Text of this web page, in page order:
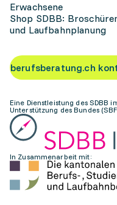
Erwachsene
Shop SDBB:
und Laufbahnplanung
berufsberatung.ch
Eine Dienstleistung des SDBB
Unterstützung des Bundes
In Zusammenarbeit mit: